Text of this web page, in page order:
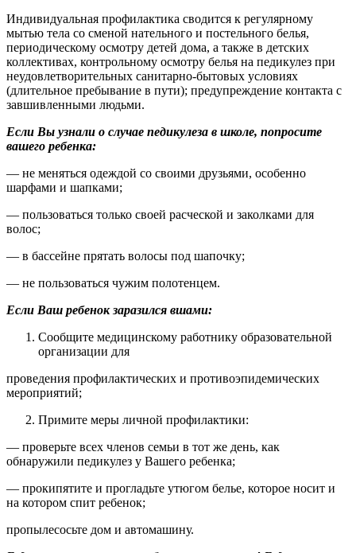
Индивидуальная профилактика сводится к регулярному
мытью тела со сменой нательного и постельного белья,
периодическому осмотру детей дома, а также в детских
коллективах, контрольному осмотру белья на педикулез при
неудовлетворительных санитарно-бытовых условиях
(длительное пребывание в пути); предупреждение контакта с
завшивленными людьми.
Если Вы узнали о случае педикулеза в школе, попросите
вашего ребенка:
— не меняться одеждой со своими друзьями, особенно
шарфами и шапками;
— пользоваться только своей расческой и заколками для
волос;
— в бассейне прятать волосы под шапочку;
— не пользоваться чужим полотенцем.
Если Ваш ребенок заразился вшами:
Сообщите медицинскому работнику образовательной
организации для
проведения профилактических и противоэпидемических
мероприятий;
Примите меры личной профилактики:
— проверьте всех членов семьи в тот же день, как
обнаружили педикулез у Вашего ребенка;
— прокипятите и прогладьте утюгом белье, которое носит и
на котором спит ребенок;
пропылесосьте дом и автомашину.